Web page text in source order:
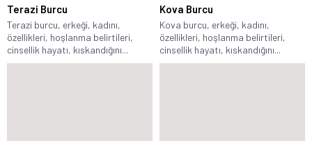
Terazi Burcu
Terazi burcu, erkeği, kadını,
özellikleri, hoşlanma belirtileri,
cinsellik hayatı, kıskandığını...
Kova Burcu
Kova burcu, erkeği, kadını,
özellikleri, hoşlanma belirtileri,
cinsellik hayatı, kıskandığını...